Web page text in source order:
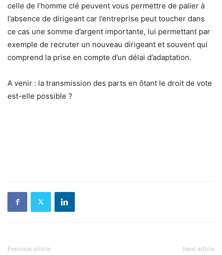
celle de l’homme clé peuvent vous permettre de palier à
l’absence de dirigeant car l’entreprise peut toucher dans
ce cas une somme d’argent importante, lui permettant par
exemple de recruter un nouveau dirigeant et souvent qui
comprend la prise en compte d’un délai d’adaptation.
A venir : la transmission des parts en ôtant le droit de vote
est-elle possible ?
Previous article Next article